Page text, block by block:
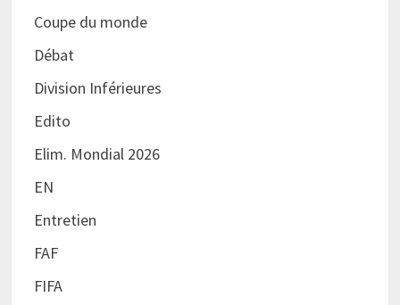
Coupe du monde
Débat
Division Inférieures
Edito
Elim. Mondial 2026
EN
Entretien
FAF
FIFA